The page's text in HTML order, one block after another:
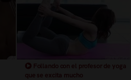
Follando con el profesor de yoga
que se excita mucho